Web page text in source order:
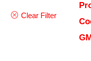
Clear Filter